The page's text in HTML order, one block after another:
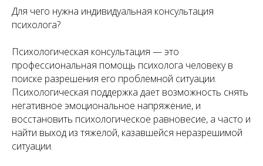
Для чего нужна индивидуальная консультация
психолога?
Психологическая консультация — это
профессиональная помощь психолога человеку в
поиске разрешения его проблемной ситуации.
Психологическая поддержка дает возможность снять
негативное эмоциональное напряжение, и
восстановить психологическое равновесие, а часто и
найти выход из тяжелой, казавшейся неразрешимой
ситуации.